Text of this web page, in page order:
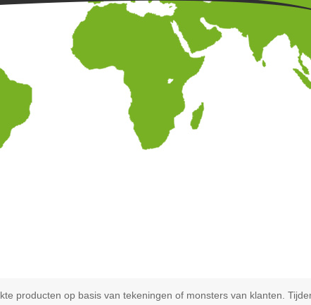
producten op basis van tekeningen of monsters van klanten.